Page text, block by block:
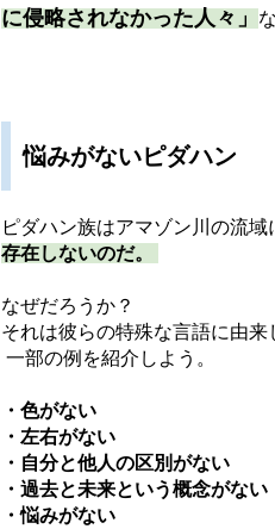
に侵略されなかった人々」
悩みがないピダハン
ピダハン族はアマゾン川の流
存在しないのだ。
なぜだろうか？
それは彼らの特殊な言語に由来
一部の例を紹介しよう。
・色がない
・左右がない
・自分と他人の区別がない
・過去と未来という概念がない
・悩みがない